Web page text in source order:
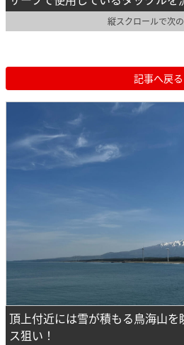
縦スクロールで次
記事へ戻る
頂上付近には雪が積もる鳥海山を
ス狙い！